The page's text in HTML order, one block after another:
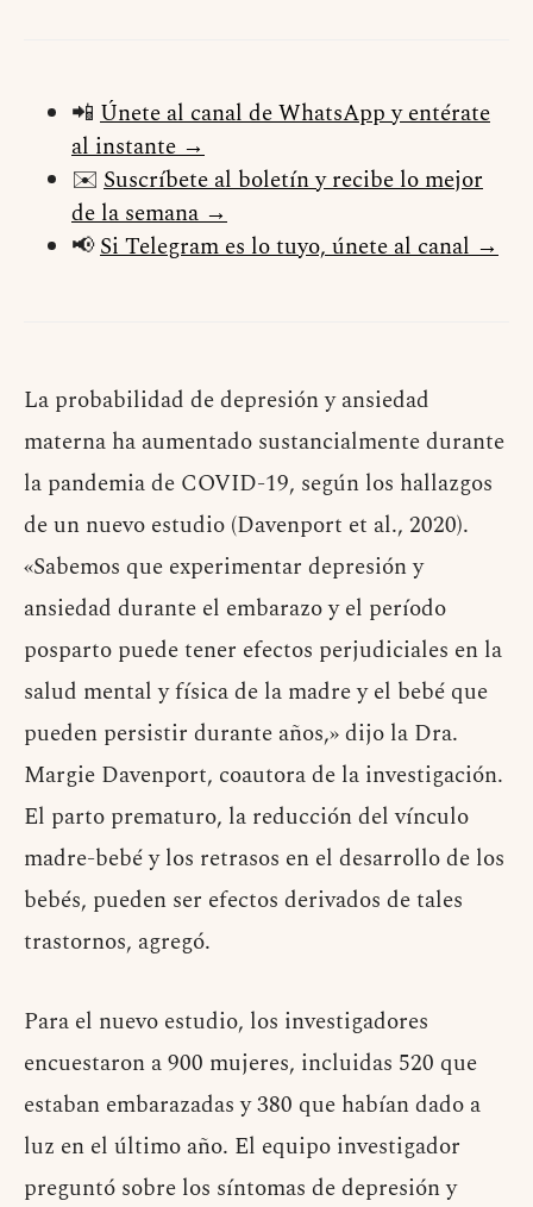
📲 Únete al canal de WhatsApp y entérate
al instante →
✉️ Suscríbete al boletín y recibe lo mejor
de la semana →
📢Si Telegram es lo tuyo, únete al canal →
La probabilidad de depresión y ansiedad
materna ha aumentado sustancialmente durante
la pandemia de COVID-19, según los hallazgos
de un nuevo estudio (Davenport et al., 2020).
«Sabemos que experimentar depresión y
ansiedad durante el embarazo y el período
posparto puede tener efectos perjudiciales en la
salud mental y física de la madre y el bebé que
pueden persistir durante años,» dijo la Dra.
Margie Davenport, coautora de la investigación.
El parto prematuro, la reducción del vínculo
madre-bebé y los retrasos en el desarrollo de los
bebés, pueden ser efectos derivados de tales
trastornos, agregó.
Para el nuevo estudio, los investigadores
encuestaron a 900 mujeres, incluidas 520 que
estaban embarazadas y 380 que habían dado a
luz en el último año. El equipo investigador
preguntó sobre los síntomas de depresión y